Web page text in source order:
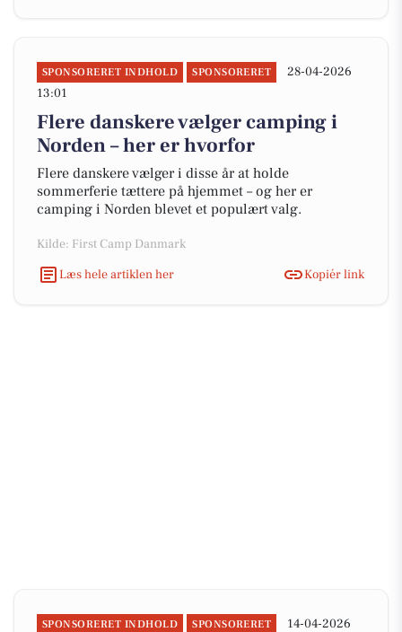
SPONSORERET INDHOLD SPONSORERET
28-04-2026
13:01
Flere danskere vælger camping i
Norden – her er hvorfor
Flere danskere vælger i disse år at holde
sommerferie tættere på hjemmet – og her er
camping i Norden blevet et populært valg.
Kilde: First Camp Danmark
Læs hele artiklen her
Kopiér link
SPONSORERET INDHOLD SPONSORERET 14-04-2026